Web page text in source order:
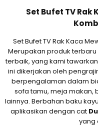
Set Bufet TV Rak
Set Bufet TV Rak Kaca
Merupakan produk terbaru
terbaik, yang kami
ini dikerjakan oleh
berpengalaman dalam
sofa tamu, meja makan,
lainnya. Berbahan baku kayu
aplikasikan dengan cat D
yang